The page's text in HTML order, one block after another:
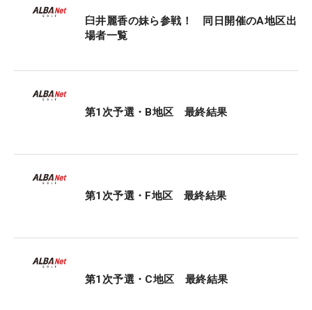
変わった。2022年に受けた第1次プロテストではト
ータル10アンダー・2位タイで突破を果たしたが、
スのイメージは良くないんですけど、良かったとき
のことを思い出しながら攻略できたら」。リベンジ
を果たして、悪いイメージを払拭したい。
実現したが、「お互いスコアが悪くて同組になった
ので、いつか最終日・最終組で一緒に回れたら」と
ても、姉が一番の目標です」。姉の背中を追いかけ
て、5度目のプロテストに挑む。（文・小池文子）
臼井麗香の妹ら参戦！ 同日開催のA地区出
場者一覧
第1次予選・B地区 最終結果
第1次予選・F地区 最終結果
第1次予選・C地区 最終結果